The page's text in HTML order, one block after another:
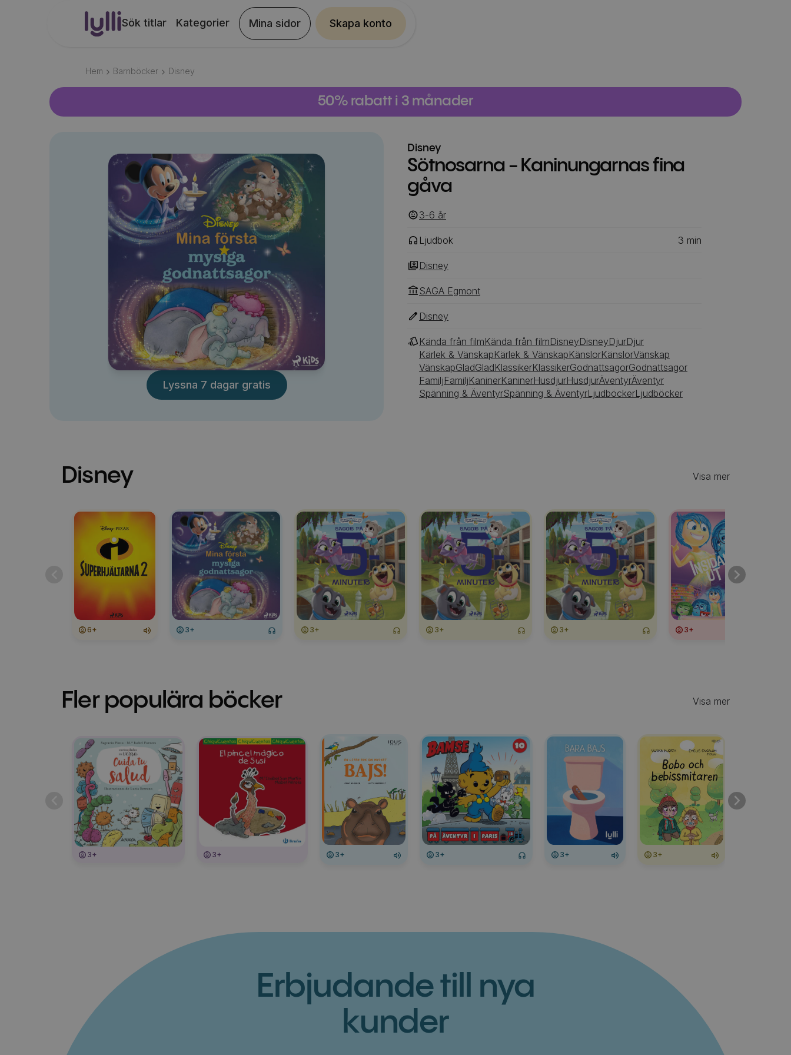
Sök titlar Kategorier Mina sidor Skapa konto
Hem Barnböcker Disney
50% rabatt i 3 månader
Lyssna 7 dagar gratis
Disney
Sötnosarna - Kaninungarnas fina
gåva
3-6 ‎‎ år
Ljudbok 3 min
Disney
SAGA Egmont
Disney
Kända från filmKända från filmDisneyDisneyDjurDjur
Kärlek & VänskapKärlek & VänskapKänslorKänslorVänskap
VänskapGladGladKlassikerKlassikerGodnattsagorGodnattsagor
FamiljFamiljKaninerKaninerHusdjurHusdjurÄventyrÄventyr
Spänning & ÄventyrSpänning & ÄventyrLjudböckerLjudböcker
Disney Visa mer
6+ 3+ 3+ 3+ 3+ 3+
Fler populära böcker Visa mer
3+ 3+ 3+ 3+ 3+ 3+
Erbjudande till nya
kunder